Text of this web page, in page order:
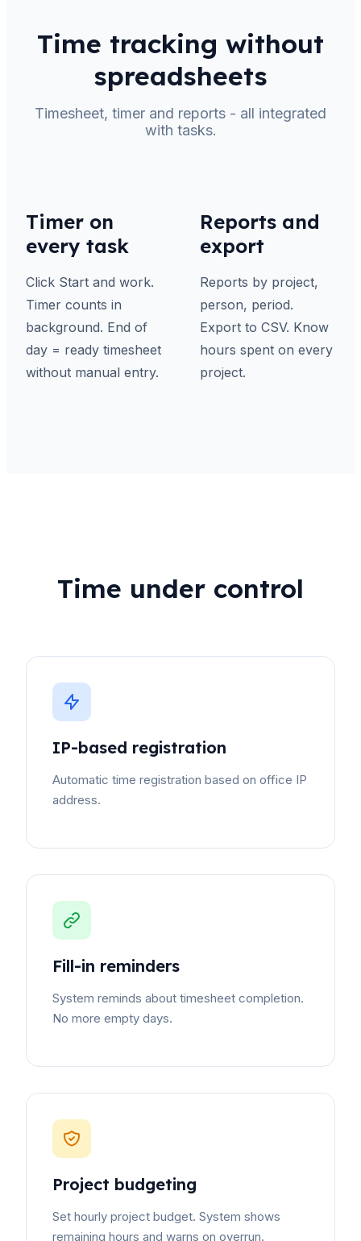
Time tracking without
spreadsheets
Timesheet, timer and reports - all integrated
with tasks.
Timer on
every task
Click Start and work.
Timer counts in
background. End of
day = ready timesheet
without manual entry.
Reports and
export
Reports by project,
person, period.
Export to CSV. Know
hours spent on every
project.
Time under control
IP-based registration
Automatic time registration based on office IP
address.
Fill-in reminders
System reminds about timesheet completion.
No more empty days.
Project budgeting
Set hourly project budget. System shows
remaining hours and warns on overrun.